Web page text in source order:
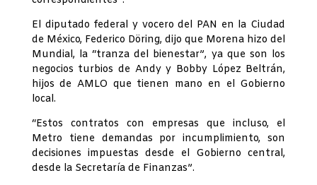
El diputado federal y vocero del PAN en la Ciudad
de México, Federico Döring, dijo que Morena hizo del
Mundial, la “tranza del bienestar”, ya que son los
negocios turbios de Andy y Bobby López Beltrán,
hijos de AMLO que tienen mano en el Gobierno
local.
“Estos contratos con empresas que incluso, el
Metro tiene demandas por incumplimiento, son
decisiones impuestas desde el Gobierno central,
desde la Secretaría de Finanzas”.